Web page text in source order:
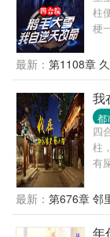
一
柱
梗
柱
命
最新： 第1108章
我
都
四
柱
有
最新： 第676章 邻
年